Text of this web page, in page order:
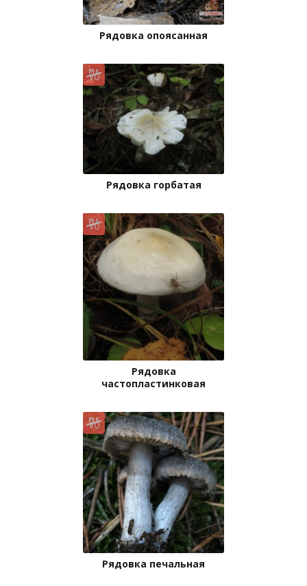
Рядовка опоясанная
Рядовка горбатая
Рядовка
частопластинковая
Рядовка печальная